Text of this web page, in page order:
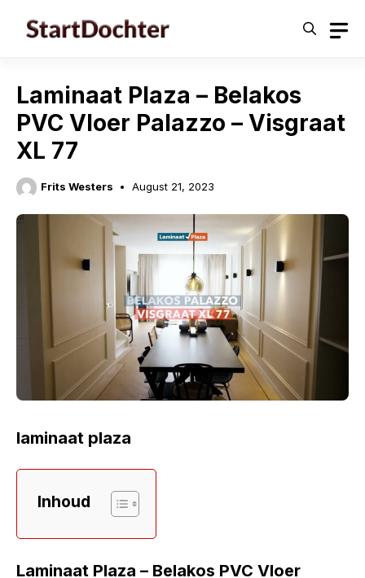
Laminaat Plaza – Belakos
PVC Vloer Palazzo – Visgraat
XL 77
Frits Westers August 21, 2023
laminaat plaza
Inhoud
Laminaat Plaza – Belakos PVC Vloer